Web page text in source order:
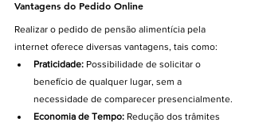
Vantagens do Pedido Online
Realizar o pedido de pensão alimentícia pela
internet oferece diversas vantagens, tais como:
Praticidade: Possibilidade de solicitar o
benefício de qualquer lugar, sem a
necessidade de comparecer presencialmente.
Economia de Tempo: Redução dos trâmites